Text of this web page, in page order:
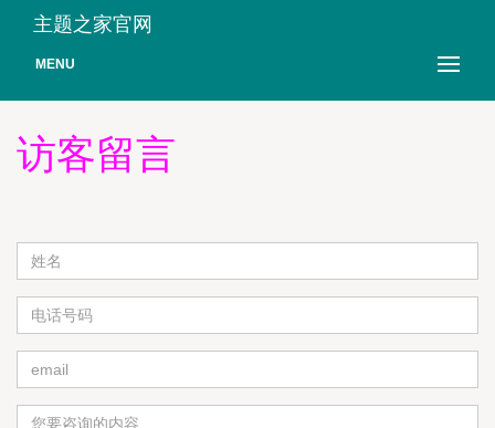
主题之家官网
MENU
访客留言